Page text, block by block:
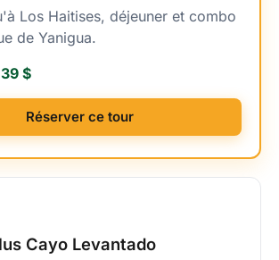
Los Haitises, déjeuner et combo
de Yanigua.
$
Réserver ce tour
Cayo Levantado